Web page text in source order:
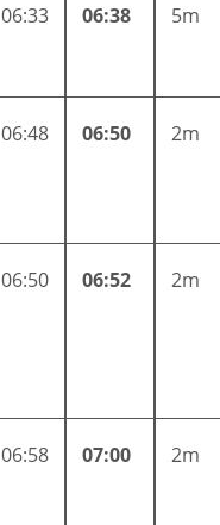
06:33 06:38 5m
06:48 06:50 2m
06:50 06:52 2m
06:58 07:00 2m